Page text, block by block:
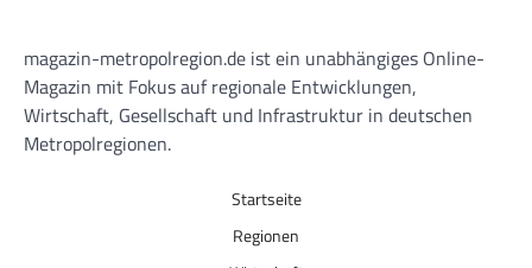
magazin-metropolregion.de ist ein unabhängiges Online-
Magazin mit Fokus auf regionale Entwicklungen,
Wirtschaft, Gesellschaft und Infrastruktur in deutschen
Metropolregionen.
Startseite
Regionen